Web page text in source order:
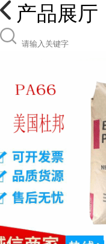
产品展厅